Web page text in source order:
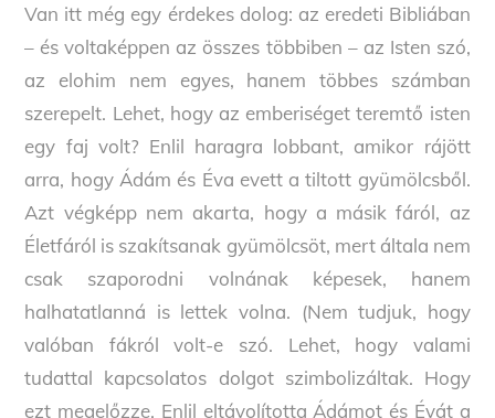
Van itt még egy érdekes dolog: az eredeti Bibliában
– és voltaképpen az összes többiben – az Isten szó,
az elohim nem egyes, hanem többes számban
szerepelt. Lehet, hogy az emberiséget teremtő isten
egy faj volt? Enlil haragra lobbant, amikor rájött
arra, hogy Ádám és Éva evett a tiltott gyümölcsből.
Azt végképp nem akarta, hogy a másik fáról, az
Életfáról is szakítsanak gyümölcsöt, mert általa nem
csak szaporodni volnának képesek, hanem
halhatatlanná is lettek volna. (Nem tudjuk, hogy
valóban fákról volt-e szó. Lehet, hogy valami
tudattal kapcsolatos dolgot szimbolizáltak. Hogy
ezt megelőzze, Enlil eltávolította Ádámot és Évát a